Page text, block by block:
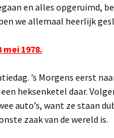
en alles opgeruimd,
we allemaal heerlijk
mei 1978.
’s Morgens eerst
heksenketel daar.
auto’s, want ze staan
zaak van de wereld is.